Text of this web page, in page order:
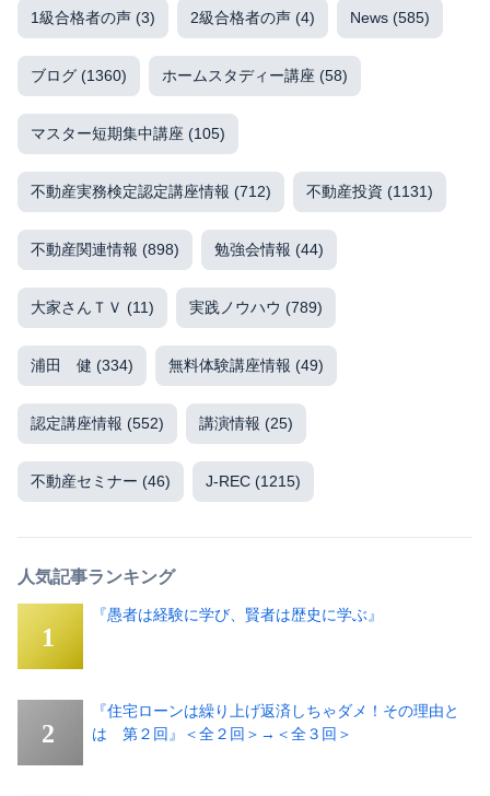
1級合格者の声 (3) 2級合格者の声 (4) News (585)
ブログ (1360) ホームスタディー講座 (58)
マスター短期集中講座 (105)
不動産実務検定認定講座情報 (712) 不動産投資 (1131)
不動産関連情報 (898) 勉強会情報 (44)
大家さんＴＶ (11) 実践ノウハウ (789)
浦田 健 (334) 無料体験講座情報 (49)
認定講座情報 (552) 講演情報 (25)
不動産セミナー (46) J-REC (1215)
人気記事ランキング
『愚者は経験に学び、賢者は歴史に学ぶ』
『住宅ローンは繰り上げ返済しちゃダメ！その理由と
は 第２回』＜全２回＞→＜全３回＞